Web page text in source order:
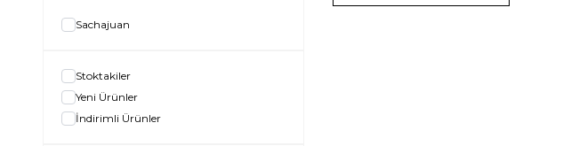
Sachajuan
Stoktakiler
Yeni Ürünler
İndirimli Ürünler